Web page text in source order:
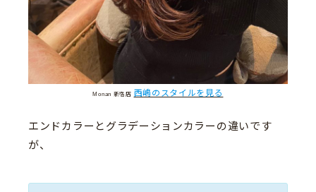
Monan 新宿店 西嶋のスタイルを見る
エンドカラーとグラデーションカラーの違いです
が、